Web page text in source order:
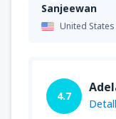
Sanjeewan
United
4.7